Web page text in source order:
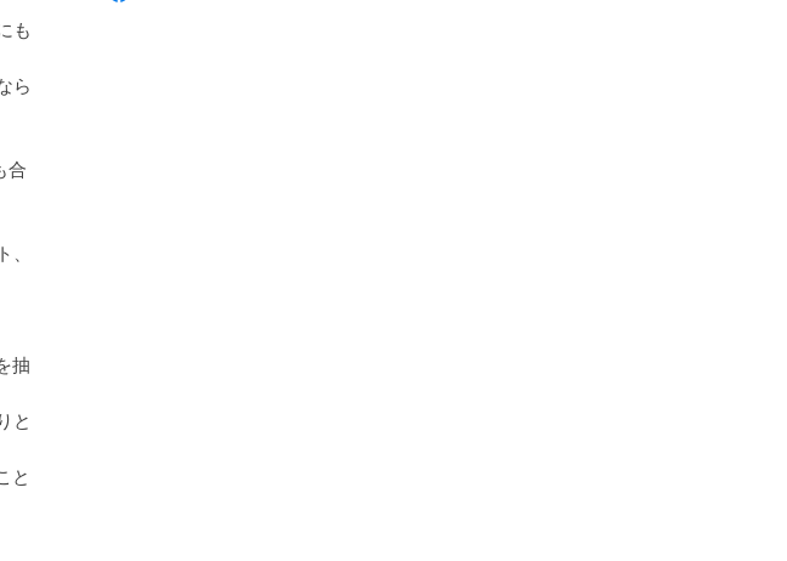
も
ら
合
抽
と
と
重量